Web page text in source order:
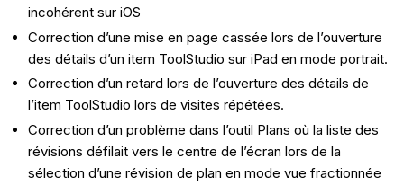
incohérent sur iOS
Correction d’une mise en page cassée lors de l’ouverture
des détails d’un item ToolStudio sur iPad en mode portrait.
Correction d’un retard lors de l’ouverture des détails de
l’item ToolStudio lors de visites répétées.
Correction d’un problème dans l’outil Plans où la liste des
révisions défilait vers le centre de l’écran lors de la
sélection d’une révision de plan en mode vue fractionnée